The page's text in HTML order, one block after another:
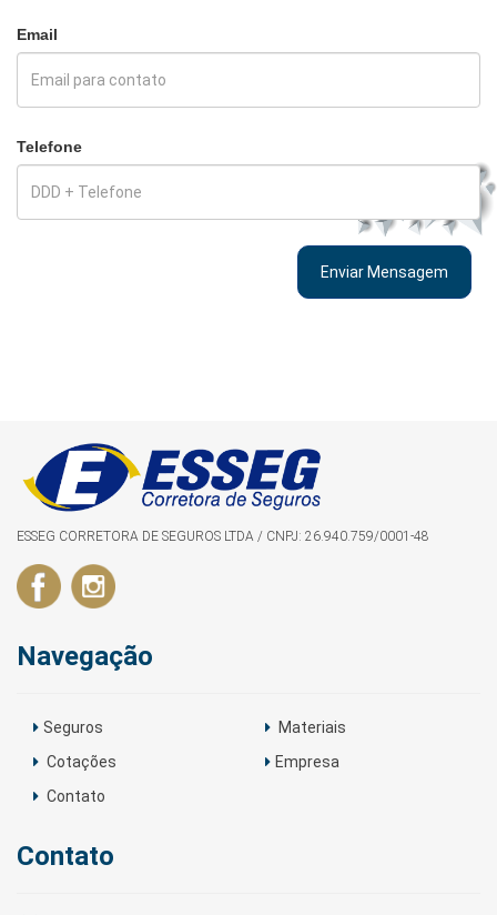
Email
Telefone
Enviar Mensagem
ESSEG CORRETORA DE SEGUROS LTDA / CNPJ: 26.940.759/0001-48
Navegação
Seguros
Cotações
Contato
Materiais
Empresa
Contato